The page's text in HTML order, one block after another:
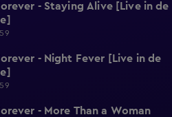
- Staying Alive [Live in de
- Night Fever [Live in de
- More Than a Woman